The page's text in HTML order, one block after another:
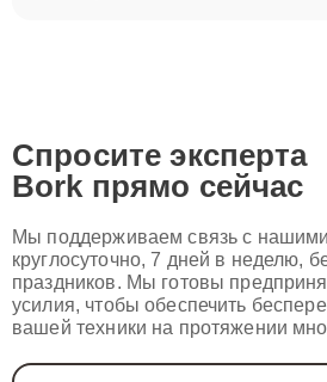
Спросите эксперта
Bork прямо сейчас
Мы поддерживаем связь с
круглосуточно, 7 дней в неделю,
праздников. Мы готовы
усилия, чтобы обеспечить
вашей техники на протяжении